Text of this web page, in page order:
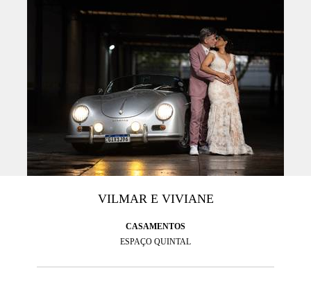
VILMAR E VIVIANE
CASAMENTOS
ESPAÇO QUINTAL